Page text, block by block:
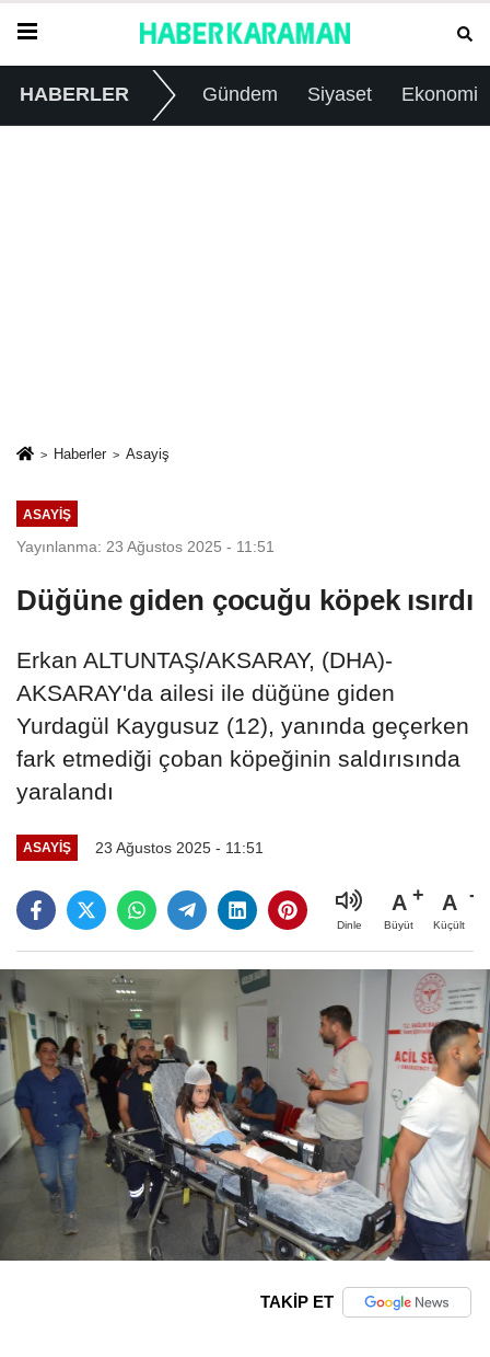
HABERLER Gündem Siyaset Ekonomi
Haberler Asayiş
ASAYIŞ
Yayınlanma: 23 Ağustos 2025 - 11:51
Düğüne giden çocuğu köpek ısırdı
Erkan ALTUNTAŞ/AKSARAY, (DHA)-
AKSARAY'da ailesi ile düğüne giden
Yurdagül Kaygusuz (12), yanında geçerken
fark etmediği çoban köpeğinin saldırısında
yaralandı
ASAYIŞ 23 Ağustos 2025 - 11:51
Dinle
A
Büyüt
A
Küçült
TAKİP ET